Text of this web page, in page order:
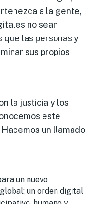
a la gente,
no sean
que las personas y
sus propios
la justicia y los
este
un llamado
un nuevo
un orden digital